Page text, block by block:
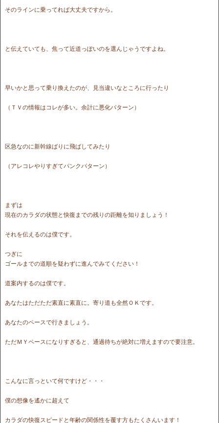
そのラインに乗ってれば大丈夫ですから。
と伝えていても、焦って近道っぽいのを選んじゃうですよね。
早いかと思って乗り換えたのが、見当違いなところに行ったり
（ＴＶの情報はコレが多い。余計に悪化パターン）
区急なのに新幹線ばりに飛ばしてみたり
（アレコレやりすぎてパンクパターン）
まずは
現在のカラダの状態と快復までの残りの距離を知りましょう！
それを伝えるのは僕です。
つぎに
ゴールまでの道順を疑わずに進んでみてください！
道案内するのは僕です。
あなたはただただ素直に素直に。寄り道も全然ＯＫです。
あなたのペースで行きましょう。
ただＭＹペースになりすぎると、通過待ちが絶対に増えますので要注意。
こんなに言っといて何ですけど・・・
僕の想像を遙かに超えて
カラダの快復スピードと年齢の関係性を覆す方もたくさんいます！